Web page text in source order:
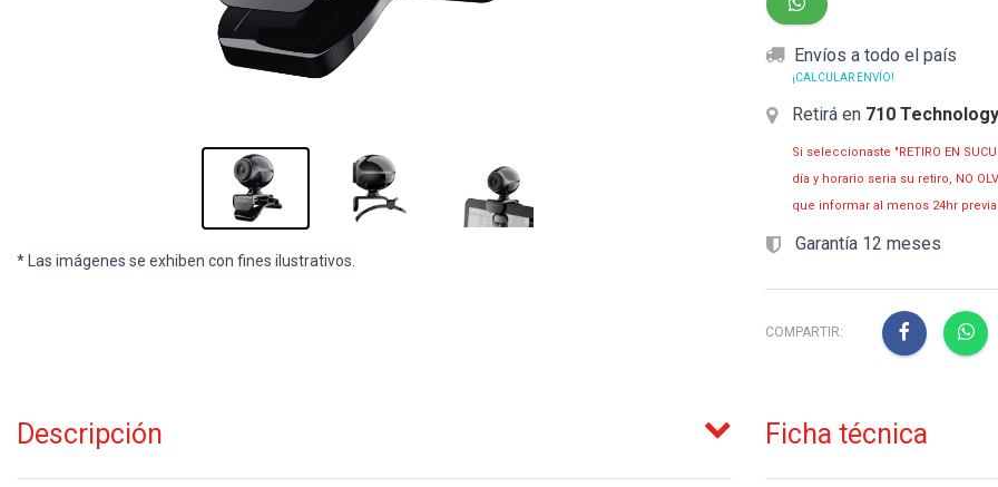
* Las imágenes se exhiben con fines ilustrativos.
Envíos a todo el país
¡CALCULAR ENVÍO!
Retirá en 710 Technology
Si seleccionaste "RETIRO EN
día y horario seria su retiro, NO
que informar al menos 24hr
Garantía 12 meses
COMPARTIR:
Descripción Ficha técnica